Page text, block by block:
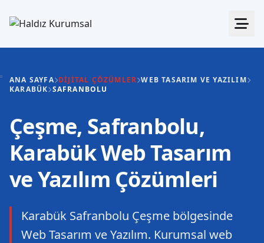
ANA SAYFA DIJITAL ÇÖZÜMLER WEB TASARIM VE YAZILIM
KARABÜK SAFRANBOLU
Çeşme, Safranbolu,
Karabük Web Tasarım
ve Yazılım Çözümleri
Karabük Safranbolu Çeşme bölgesinde
Web Tasarım ve Yazılım. Kurumsal web